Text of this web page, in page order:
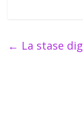
← La stase